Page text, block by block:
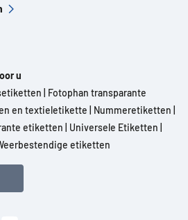
u
Fotophan transparante
en textieletikette Nummeretiketten
etiketten Universele Etiketten
etiketten